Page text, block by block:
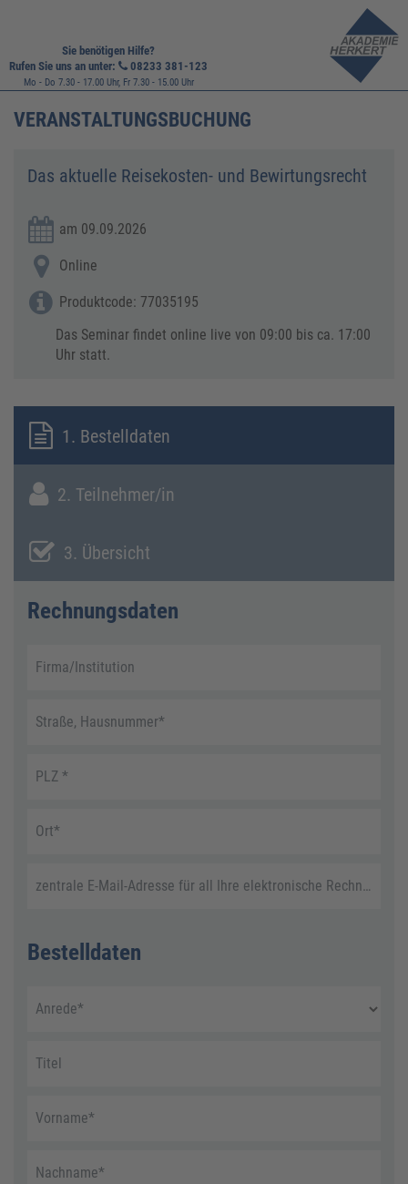
Sie benötigen Hilfe?
Rufen Sie uns an unter:
08233 381-123
Mo - Do 7.30 - 17.00 Uhr, Fr 7.30 - 15.00 Uhr
VERANSTALTUNGSBUCHUNG
Das aktuelle Reisekosten- und Bewirtungsrecht
am 09.09.2026
Online
Produktcode: 77035195
Das Seminar findet online live von 09:00 bis ca. 17:00
Uhr statt.
1. Bestelldaten
2. Teilnehmer/in
3. Übersicht
Rechnungsdaten
Firma/Institution
Straße, Hausnummer*
PLZ *
Ort*
zentrale E-Mail-Adresse für all Ihre elektronische Rechnungen
Bestelldaten
Anrede*
Titel
Vorname*
Nachname*